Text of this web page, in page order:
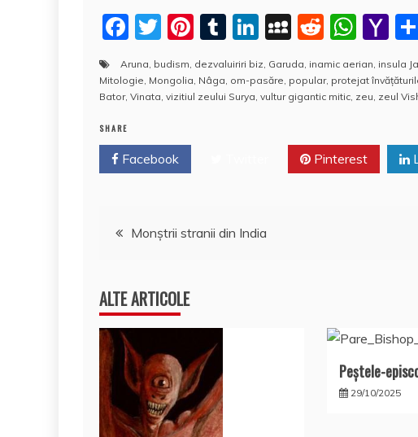
F
c
e
o
o
T
w
itt
er
Pi
nt
er
e
T
u
m
bl
Li
n
k
e
M
y
S
p
c
e
R
e
d
di
W
h
at
s
p
p
Y
a
h
o
M
ai
Aruna, budism, dezvaluiriri biz, Garuda, inamic aerian, insula
Mitologie, Mongolia, Nâga, om-pasăre, popular, protejat
Bator, Vinata, vizitiul zeului Surya, vultur gigantic mitic, zeu, zeul
SHARE
Facebook Pinterest
Navigare
articole
Monştrii stranii din India
ALTE ARTICOLE
Peştele-
29/10/2025